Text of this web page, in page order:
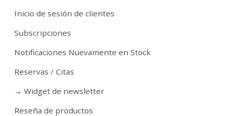
Inicio de sesión de clientes
Subscripciones
Notificaciones Nuevamente en Stock
Reservas / Citas
→ Widget de newsletter
Reseña de productos